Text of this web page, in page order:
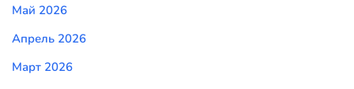
Май 2026
Апрель 2026
Март 2026